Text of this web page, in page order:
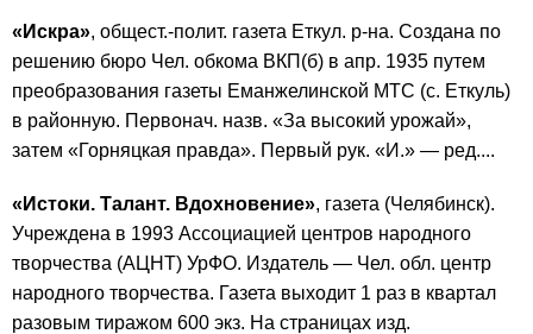
«Искра», общест.-полит. газета Еткул. р-на. Создана по
решению бюро Чел. обкома ВКП(б) в апр. 1935 путем
преобразования газеты Еманжелинской МТС (с. Еткуль)
в районную. Первонач. назв. «За высокий урожай»,
затем «Горняцкая правда». Первый рук. «И.» — ред....
«Истоки. Талант. Вдохновение», газета (Челябинск).
Учреждена в 1993 Ассоциацией центров народного
творчества (АЦНТ) УрФО. Издатель — Чел. обл. центр
народного творчества. Газета выходит 1 раз в квартал
разовым тиражом 600 экз. На страницах изд.